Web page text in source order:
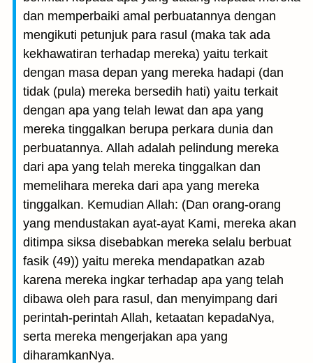
dan memperbaiki amal perbuatannya dengan
mengikuti petunjuk para rasul (maka tak ada
kekhawatiran terhadap mereka) yaitu terkait
dengan masa depan yang mereka hadapi (dan
tidak (pula) mereka bersedih hati) yaitu terkait
dengan apa yang telah lewat dan apa yang
mereka tinggalkan berupa perkara dunia dan
perbuatannya. Allah adalah pelindung mereka
dari apa yang telah mereka tinggalkan dan
memelihara mereka dari apa yang mereka
tinggalkan. Kemudian Allah: (Dan orang-orang
yang mendustakan ayat-ayat Kami, mereka akan
ditimpa siksa disebabkan mereka selalu berbuat
fasik (49)) yaitu mereka mendapatkan azab
karena mereka ingkar terhadap apa yang telah
dibawa oleh para rasul, dan menyimpang dari
perintah-perintah Allah, ketaatan kepadaNya,
serta mereka mengerjakan apa yang
diharamkanNya.